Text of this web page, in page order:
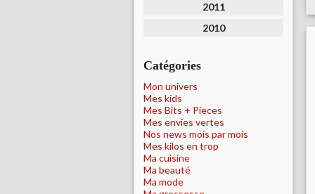
2011
2010
Catégories
Mon univers
Mes kids
Mes Bits + Pieces
Mes envies vertes
Nos news mois par mois
Mes kilos en trop
Ma cuisine
Ma beauté
Ma mode